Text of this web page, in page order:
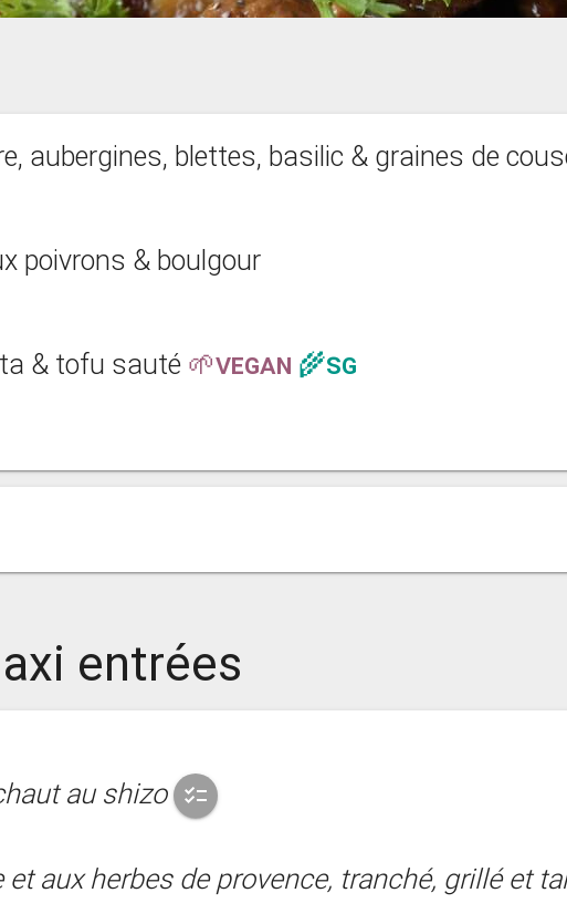
aubergines, blettes, basilic & graines de
poivrons & boulgour
& tofu sauté 🌱VEGAN 🌾SG
entrées
au shizo
checklist
et aux herbes de provence, tranché, grillé et